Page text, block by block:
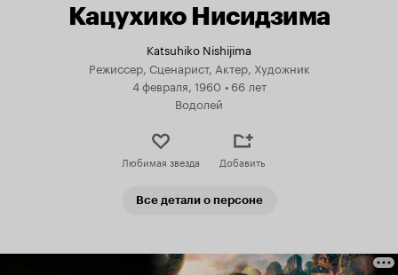
Кацухико Нисидзима
Katsuhiko Nishijima
Режиссер, Сценарист, Актер, Художник
4 февраля, 1960 • 66 лет
Водолей
Любимая звезда Добавить
Все детали о персоне